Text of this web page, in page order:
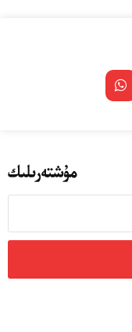
مۇشتەرىلىك